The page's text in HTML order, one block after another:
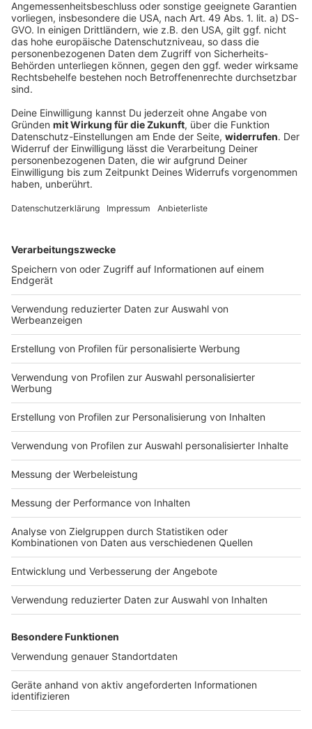
Autofahrer rast der Polizei davon - bis an
einen Baum
riskanten Überholmanövern flüchtet ein 24-Jähriger
Baum. Die Ermittler bitten Zeugen um Hinweise.
DEINE GEMERKTEN ARTIKEL
Du hast dir noch keine Artikel gemerkt
Impressum
Nutzungsbedingungen
Jobs
Presse
Werben
Archiv
ANTENNE BAYERN GROUP
Stiftung ANTENNE BAYERN
hilft
Kontakt
Studio-Hotline
Verkehrs-Hotline
Newsletter